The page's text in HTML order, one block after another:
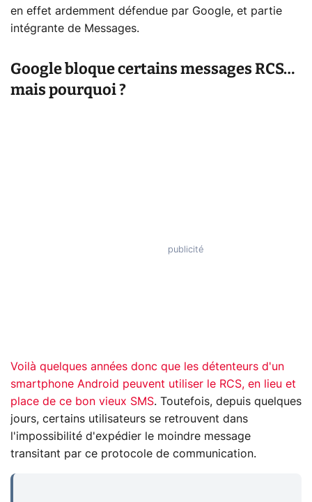
en effet ardemment défendue par Google, et partie
intégrante de Messages.
Google bloque certains messages RCS…
mais pourquoi ?
Voilà quelques années donc que les détenteurs d'un
smartphone Android peuvent utiliser le RCS, en lieu et
place de ce bon vieux SMS. Toutefois, depuis quelques
jours, certains utilisateurs se retrouvent dans
l'impossibilité d'expédier le moindre message
transitant par ce protocole de communication.